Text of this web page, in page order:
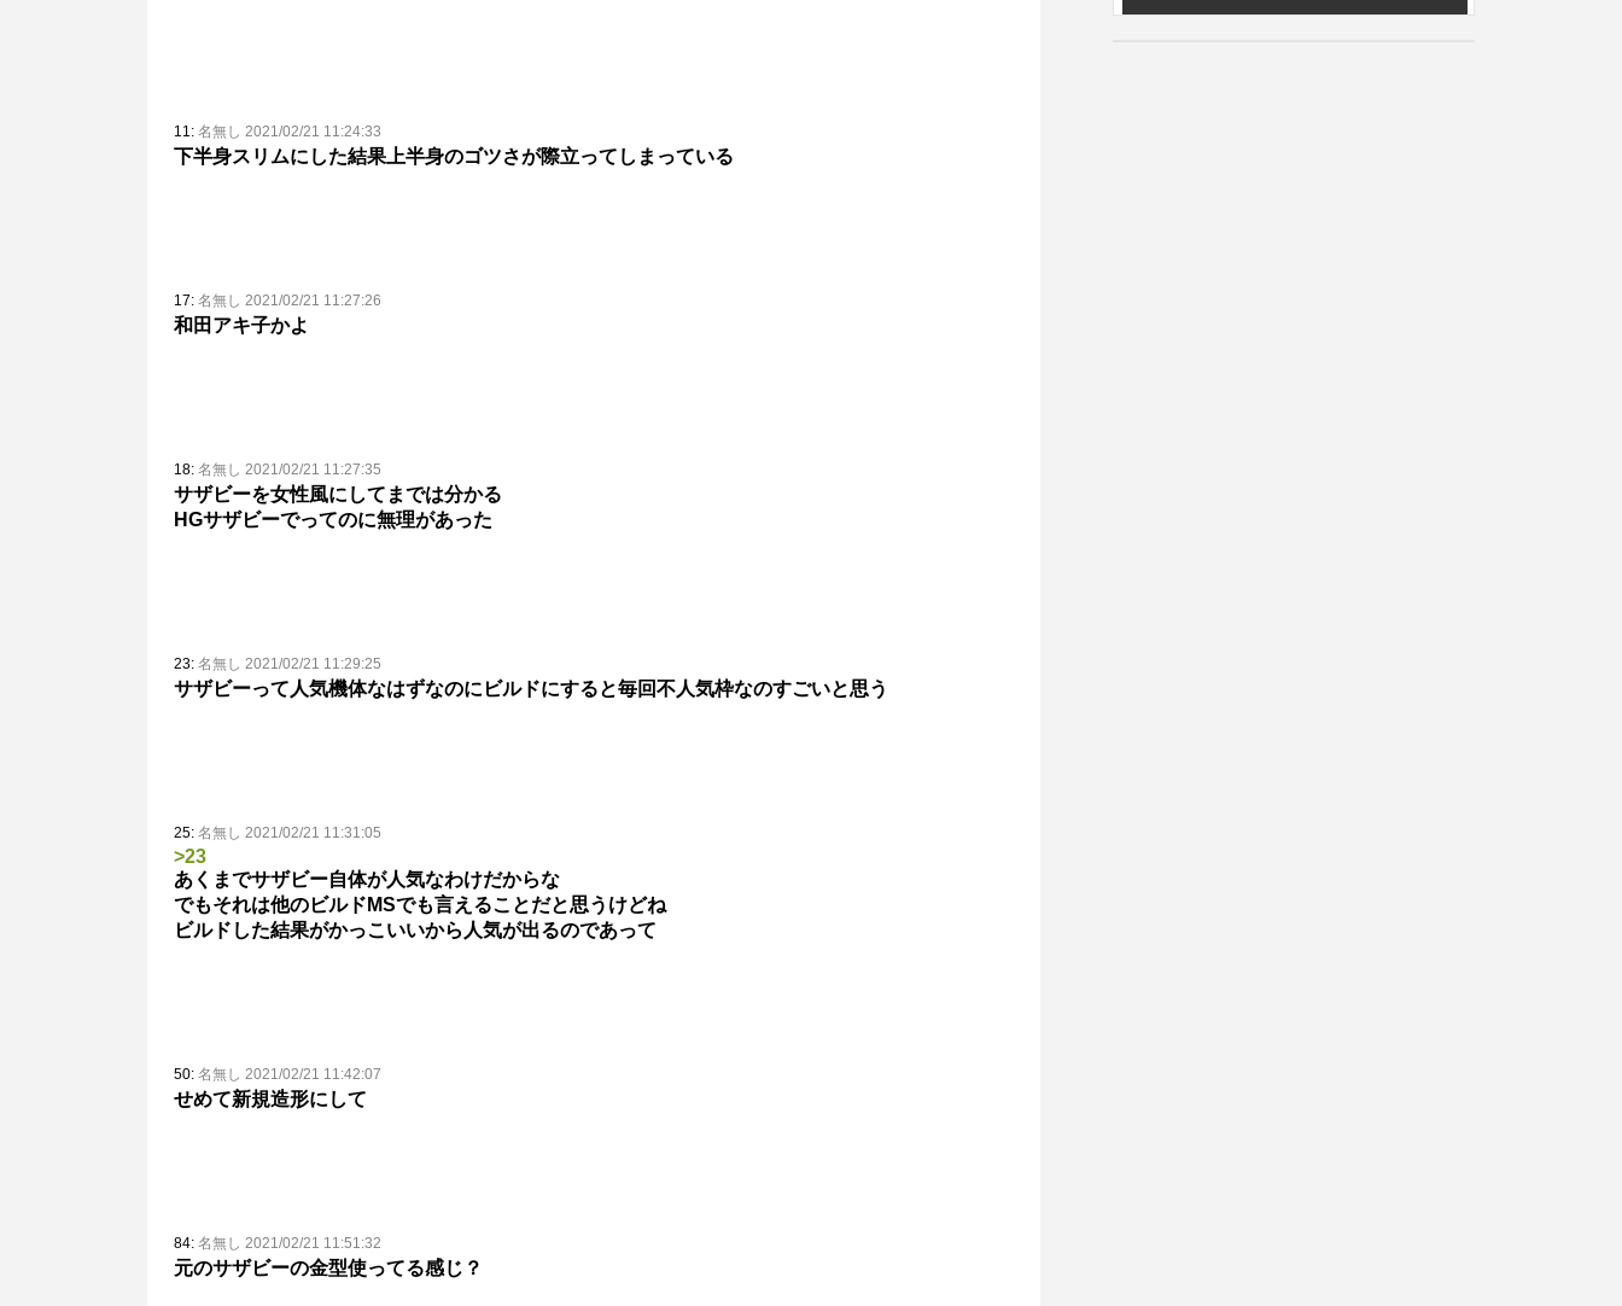
11: 名無し 2021/02/21 11:24:33
下半身スリムにした結果上半身のゴツさが際立ってしまっている
17: 名無し 2021/02/21 11:27:26
和田アキ子かよ
18: 名無し 2021/02/21 11:27:35
サザビーを女性風にしてまでは分かる
HGサザビーでってのに無理があった
23: 名無し 2021/02/21 11:29:25
サザビーって人気機体なはずなのにビルドにすると毎回不人気枠なのすごいと思う
25: 名無し 2021/02/21 11:31:05
>23
あくまでサザビー自体が人気なわけだからな
でもそれは他のビルドMSでも言えることだと思うけどね
ビルドした結果がかっこいいから人気が出るのであって
50: 名無し 2021/02/21 11:42:07
せめて新規造形にして
84: 名無し 2021/02/21 11:51:32
元のサザビーの金型使ってる感じ？